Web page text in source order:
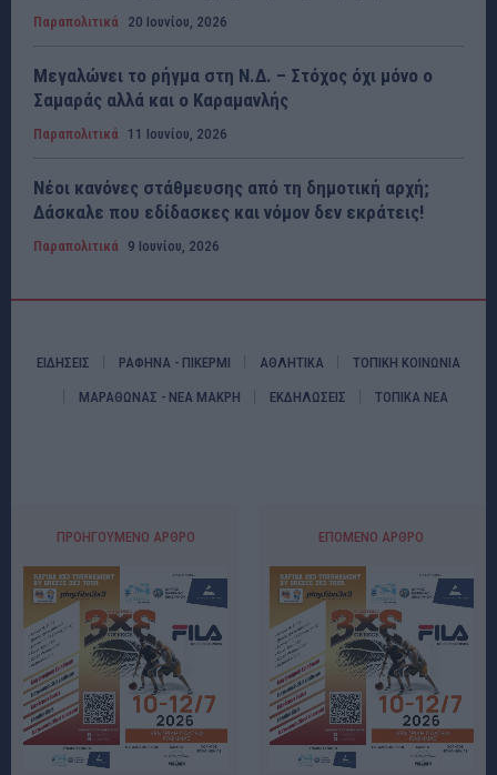
Παραπολιτικά 20 Ιουνίου, 2026
Μεγαλώνει το ρήγμα στη Ν.Δ. – Στόχος όχι μόνο ο
Σαμαράς αλλά και ο Καραμανλής
Παραπολιτικά 11 Ιουνίου, 2026
Νέοι κανόνες στάθμευσης από τη δημοτική αρχή;
Δάσκαλε που εδίδασκες και νόμον δεν εκράτεις!
Παραπολιτικά 9 Ιουνίου, 2026
ΕΙΔΗΣΕΙΣ ΡΑΦΗΝΑ - ΠΙΚΕΡΜΙ ΑΘΛΗΤΙΚΑ ΤΟΠΙΚΗ ΚΟΙΝΩΝΙΑ
ΜΑΡΑΘΩΝΑΣ - ΝΕΑ ΜΑΚΡΗ ΕΚΔΗΛΩΣΕΙΣ ΤΟΠΙΚΑ ΝΕΑ
ΠΡΟΗΓΟΎΜΕΝΟ ΆΡΘΡΟ ΕΠΌΜΕΝΟ ΆΡΘΡΟ